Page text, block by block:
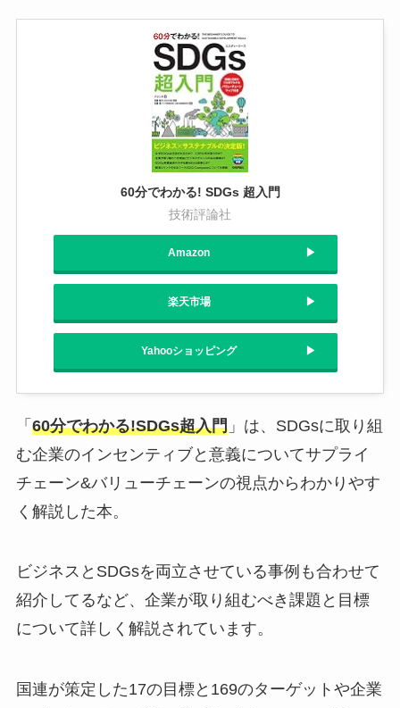
60分でわかる! SDGs 超入門
技術評論社
Amazon
楽天市場
Yahooショッピング
「 60分でわかる!SDGs超入門」は、SDGsに取り組
む企業のインセンティブと意義についてサプライ
チェーン&バリューチェーンの視点からわかりやす
く解説した本。
ビジネスとSDGsを両立させている事例も合わせて
紹介してるなど、企業が取り組むべき課題と目標
について詳しく解説されています。
国連が策定した17の目標と169のターゲットや企業